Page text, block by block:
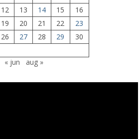
12 13 14 15
16
19 20 21 22
23
26 27 28 29
30
« jun
aug »